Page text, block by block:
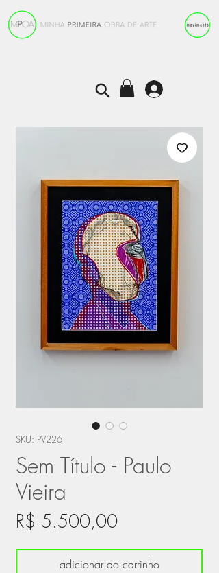
SKU: PV226
Sem Título - Paulo
Vieira
R$ 5.500,00Preço
adicionar ao carrinho